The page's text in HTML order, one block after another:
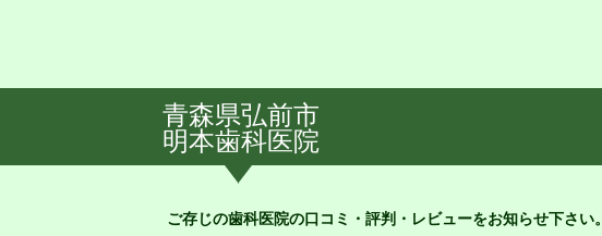
青森県弘前市
明本歯科医院
ご存じの歯科医院の口コミ・評判・レビューをお知らせ下さい。